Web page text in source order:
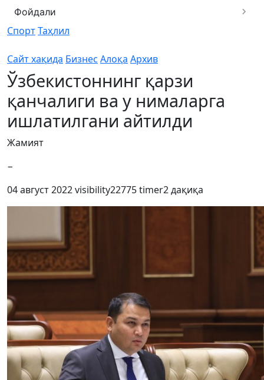
Фойдали
СпортТаҳлил
Сайт хақида Бизнес Алоқа Архив
Ўзбекистоннинг қарзи
қанчалиги ва у нималарга
ишлатилгани айтилди
Жамият
−
04 август 2022visibility22775timer2 дақиқа